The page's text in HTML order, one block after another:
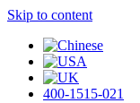
Skip to content
400-1515-021